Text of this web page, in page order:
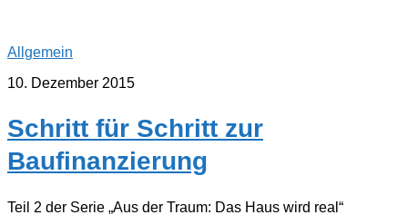
Allgemein
10. Dezember 2015
Schritt für Schritt zur
Baufinanzierung
Teil 2 der Serie „Aus der Traum: Das Haus wird real“